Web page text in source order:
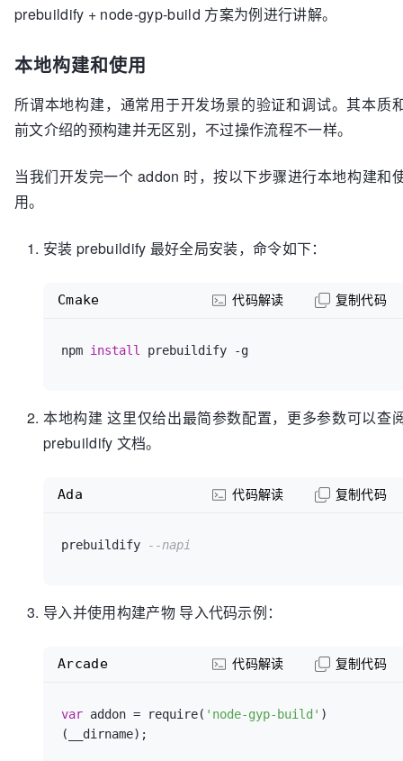
prebuildify + node-gyp-build 方案为例进行讲解。
本地构建和使用
所谓本地构建，通常用于开发场景的验证和调试。其本质
前文介绍的预构建并无区别，不过操作流程不一样。
当我们开发完一个 addon 时，按以下步骤进行本地构建和
用。
安装 prebuildify 最好全局安装，命令如下：
npm install
Cmake 代码解读 复制代码
本地构建 这里仅给出最简参数配置，更多参数可以查
prebuildify 文档。
prebuildify --napi
Ada 代码解读 复制代码
导入并使用构建产物 导入代码示例：
var addon = require( 'node-gyp-build' )
(__dirname);
Arcade 代码解读 复制代码